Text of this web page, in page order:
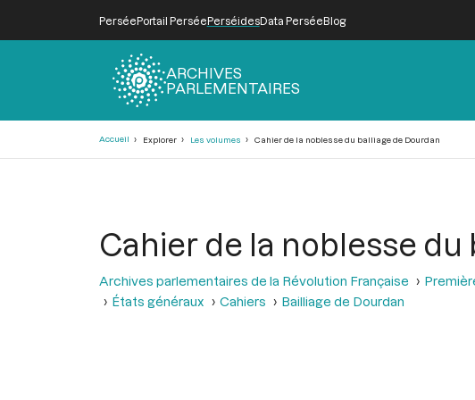
PerséePortail PerséePerséidesData PerséeBlog
ARCHIVES
PARLEMENTAIRES
Accueil Explorer Les volumes Cahier de la noblesse du balliage de Dourdan
Cahier de la noblesse du
Archives parlementaires de la Révolution Française
États généraux
Cahiers Bailliage de Dourdan